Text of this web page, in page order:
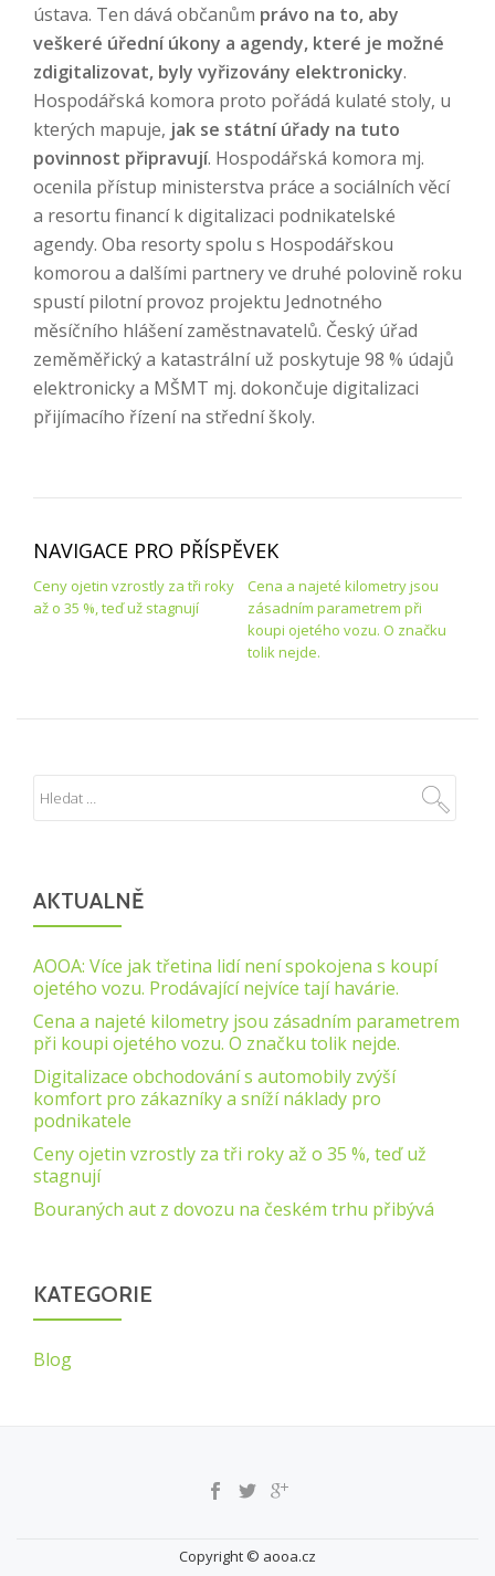
ústava. Ten dává občanům právo na to, aby
veškeré úřední úkony a agendy, které je možné
zdigitalizovat, byly vyřizovány elektronicky.
Hospodářská komora proto pořádá kulaté stoly, u
kterých mapuje, jak se státní úřady na tuto
povinnost připravují. Hospodářská komora mj.
ocenila přístup ministerstva práce a sociálních věcí
a resortu financí k digitalizaci podnikatelské
agendy. Oba resorty spolu s Hospodářskou
komorou a dalšími partnery ve druhé polovině roku
spustí pilotní provoz projektu Jednotného
měsíčního hlášení zaměstnavatelů. Český úřad
zeměměřický a katastrální už poskytuje 98 % údajů
elektronicky a MŠMT mj. dokončuje digitalizaci
přijímacího řízení na střední školy.
NAVIGACE PRO PŘÍSPĚVEK
Ceny ojetin vzrostly za tři roky
až o 35 %, teď už stagnují
Cena a najeté kilometry jsou
zásadním parametrem při
koupi ojetého vozu. O značku
tolik nejde.
AKTUALNĚ
AOOA: Více jak třetina lidí není spokojena s koupí
ojetého vozu. Prodávající nejvíce tají havárie.
Cena a najeté kilometry jsou zásadním parametrem
při koupi ojetého vozu. O značku tolik nejde.
Digitalizace obchodování s automobily zvýší
komfort pro zákazníky a sníží náklady pro
podnikatele
Ceny ojetin vzrostly za tři roky až o 35 %, teď už
stagnují
Bouraných aut z dovozu na českém trhu přibývá
KATEGORIE
Blog
Copyright © aooa.cz